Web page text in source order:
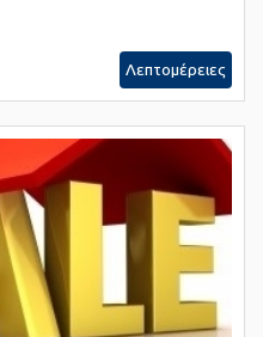
Λεπτομέρειες